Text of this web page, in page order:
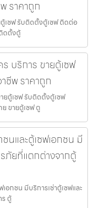
ราคาถูก
เซฟ รับติดตั้งตู้เซฟ ติดต่อ
ดตั้งตู้
บริการ ขายตู้เซฟ
ชีพ ราคาถูก
ยตู้เซฟ รับติดตั้งตู้เซฟ
ขายตู้เซฟ ตู
นและตู้เซฟเอกชน มี
รภัยที่แตกต่างจากตู้
อกชน มีบริการเช่าตู้เซฟและ
ตู้